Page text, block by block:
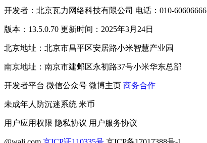
开发者：北京瓦力网络科技有限公司 电话：010-60606666
版本：13.5.0.70 更新时间：2025年3月24日
北京地址：北京市昌平区安居路小米智慧产业园
南京地址：南京市建邺区永初路37号小米华东总部
开发者平台 微信公众号 微博主页 商务合作
未成年人防沉迷系统 米币
用户应用权限 隐私协议 用户服务协议